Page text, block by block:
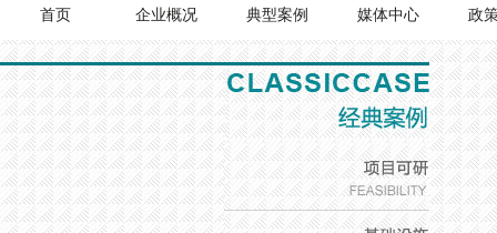
首页 企业概况 典型案例 媒体中心 政